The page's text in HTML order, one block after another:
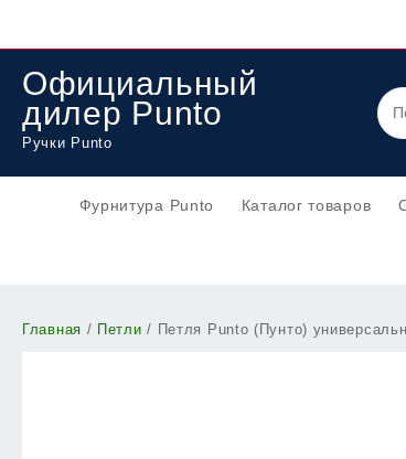
Официальный
дилер Punto
Ручки Punto
Фурнитура Punto Каталог товаров
Главная / Петли / Петля Punto (Пунто)